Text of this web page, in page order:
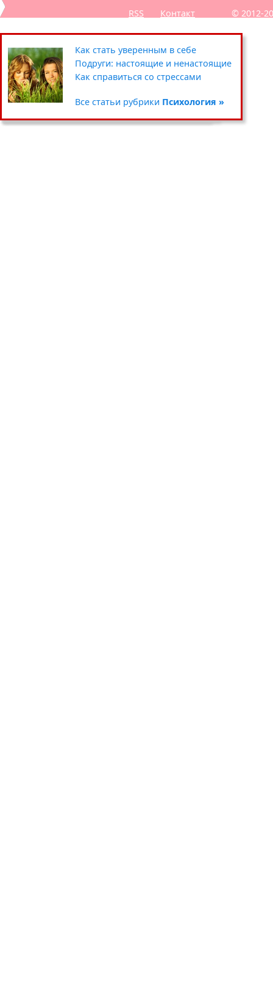
RSS Контакт © 2012-
Секреты похудения звёзд
Уход за кожей вокруг глаз
Умываемся правильно
Все статьи рубрики Красота »
Полезные советы: кухня
Чистка и хранение одежды
Цветочные горшки и кашпо
Все статьи рубрики Дом »
Путешествия
Сад-огород
Хенд мейд
Все статьи рубрики Хобби »
Как стать уверенным в себе
Подруги: настоящие и ненастоящие
Как справиться со стрессами
Все статьи рубрики Психология »